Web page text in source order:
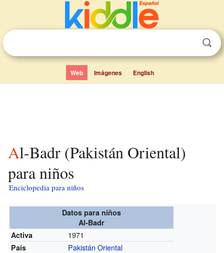
Web Imágenes English
Al-Badr (Pakistán Oriental)
para niños
Enciclopedia para niños
Datos para niños
Al-Badr
Activa
1971
País Pakistán Oriental